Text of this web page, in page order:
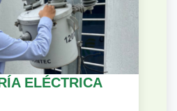
ELÉCTRICA